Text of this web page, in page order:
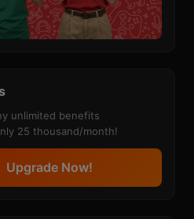
unlimited benefits
25 thousand/month!
Upgrade Now!